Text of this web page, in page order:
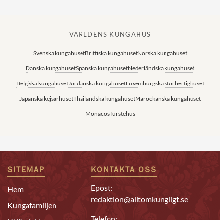
VÄRLDENS KUNGAHUS
Svenska kungahusetBrittiska kungahusetNorska kungahuset
Danska kungahusetSpanska kungahusetNederländska kungahuset
Belgiska kungahusetJordanska kungahusetLuxemburgska storhertighuset
Japanska kejsarhusetThailändska kungahusetMarockanska kungahuset
Monacos furstehus
SITEMAP
Hem
Kungafamiljen
KONTAKTA OSS
Epost:
redaktion@alltomkungligt.se